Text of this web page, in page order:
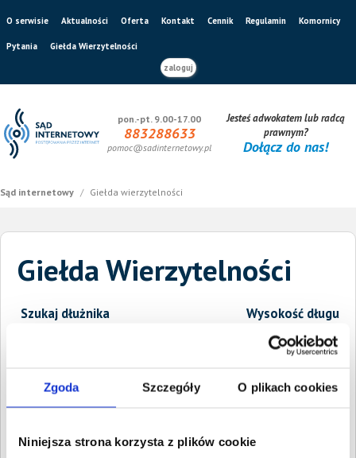
Zgoda Szczegóły O plikach cookies
Niniejsza strona korzysta z plików cookie
O serwisie Aktualności Oferta Kontakt Cennik Regulamin Komornicy
Pytania
Giełda Wierzytelności
zaloguj
pon.-pt. 9.00-17.00
883288633
pomoc@sadinternetowy.pl
Jesteś adwokatem lub radcą
prawnym?
Dołącz do nas!
Sąd internetowy / Giełda wierzytelności
Giełda Wierzytelności
Szukaj dłużnika Wysokość długu
Znalezione: 7, Łączna wartość: